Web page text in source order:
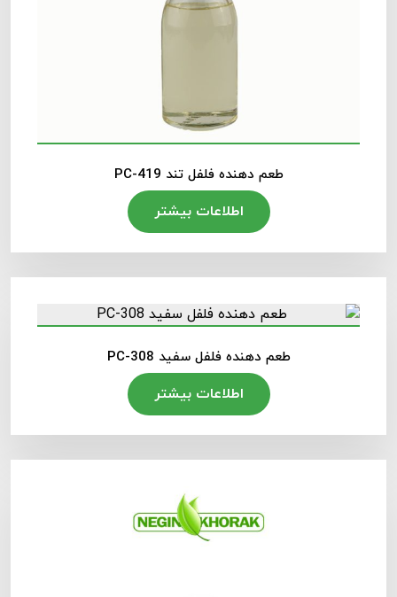
طعم دهنده فلفل تند PC-419
اطلاعات بیشتر
طعم دهنده فلفل سفید PC-308
اطلاعات بیشتر